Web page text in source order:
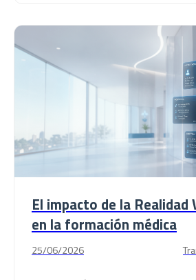
El impacto de la Realidad
en la formación médica
25/06/2026